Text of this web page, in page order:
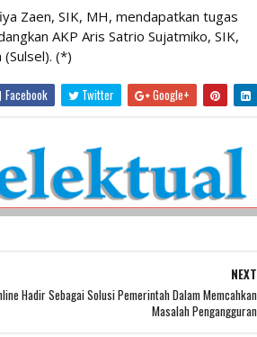
Zaen, SIK, MH, mendapatkan tugas
AKP Aris Satrio Sujatmiko, SIK,
(*)
Facebook Twitter Google+
NEXT
Hadir Sebagai Solusi Pemerintah Dalam Memcahkan
Masalah Pengangguran